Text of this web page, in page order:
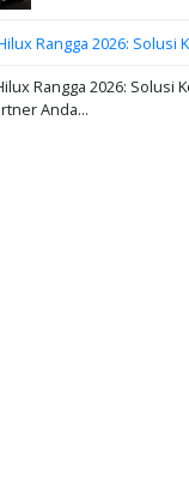
Rangga 2026:
Rangga 2026: Solusi
Anda...